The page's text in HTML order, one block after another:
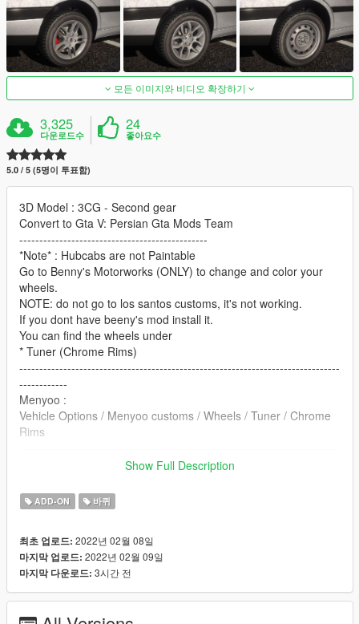
모든 이미지와 비디오 확장하기
3,325
다운로드수
24
좋아요수
5.0 / 5 (5명이 투표함)
3D Model : 3CG - Second gear
Convert to Gta V: Persian Gta Mods Team
-----------------------------------------------
*Note* : Hubcabs are not Paintable
Go to Benny's Motorworks (ONLY) to change and color your
wheels.
NOTE: do not go to los santos customs, it's not working.
If you dont have beeny's mod install it.
You can find the wheels under
* Tuner (Chrome Rims)
--------------------------------------------------------------------------------
------------
Menyoo :
Vehicle Options / Menyoo customs / Wheels / Tuner / Chrome
Rims
gameconfig-300-cars
------------------------------------------------
Go to update/update.rpf/common/data
Find dlclist.xml,
Right click and select Edit
Add this line in Paths section dlcpacks:\xenonwheels\
Show Full Description
ADD-ON 바퀴
최초 업로드: 2022년 02월 08일
마지막 업로드: 2022년 02월 09일
마지막 다운로드: 3시간 전